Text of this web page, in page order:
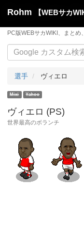
Rohm 【WEBサカ
PC版WEBサカWIKI、まとめ
選手 ヴィエロ
ヴィエロ (PS)
世界最高のボランチ